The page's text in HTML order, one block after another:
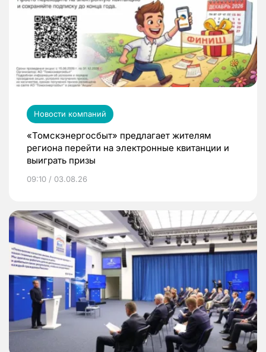
Новости компаний
«Томскэнергосбыт» предлагает жителям
региона перейти на электронные квитанции и
выиграть призы
09:10 / 03.08.26